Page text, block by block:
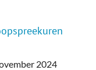
2024